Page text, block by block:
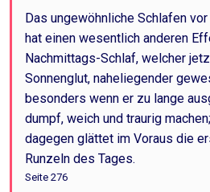
Das ungewöhnliche Schlafen
hat einen wesentlich anderen
Nachmittags-Schlaf, welcher
Sonnenglut, naheliegender
besonders wenn er zu lange
dumpf, weich und traurig
dagegen glättet im Voraus die
Runzeln des Tages.
Seite 276